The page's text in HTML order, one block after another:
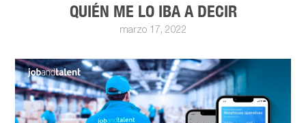
QUIÉN ME LO IBA A DECIR
marzo 17, 2022